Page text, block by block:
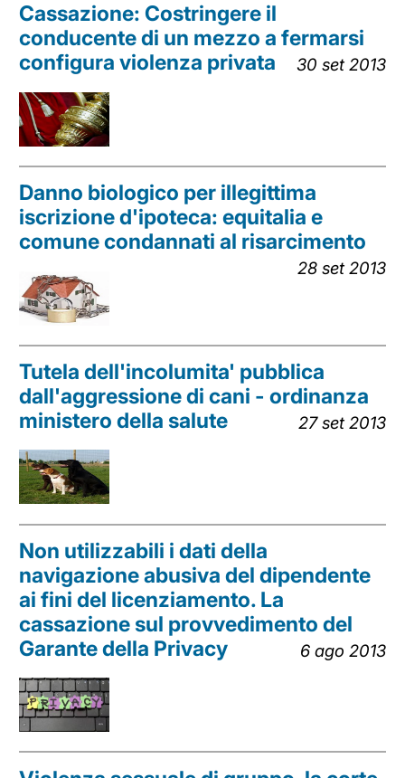
Cassazione: Costringere il
conducente di un mezzo a fermarsi
configura violenza privata
30 set 2013
Danno biologico per illegittima
iscrizione d'ipoteca: equitalia e
comune condannati al risarcimento
28 set 2013
Tutela dell'incolumita' pubblica
dall'aggressione di cani - ordinanza
ministero della salute
27 set 2013
Non utilizzabili i dati della
navigazione abusiva del dipendente
ai fini del licenziamento. La
cassazione sul provvedimento del
Garante della Privacy
6 ago 2013